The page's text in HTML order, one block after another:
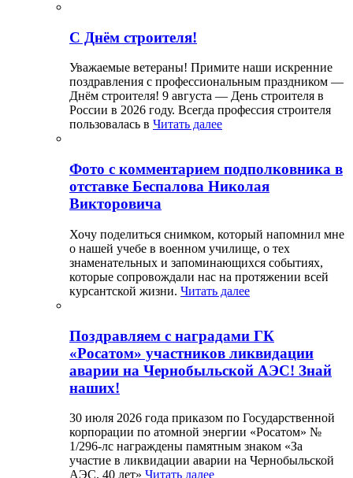
С Днём строителя!
Уважаемые ветераны! Примите наши искренние
поздравления с профессиональным праздником —
Днём строителя! 9 августа — День строителя в
России в 2026 году. Всегда профессия строителя
пользовалась в Читать далее
Фото с комментарием подполковника в
отставке Беспалова Николая
Викторовича
Хочу поделиться снимком, который напомнил мне
о нашей учебе в военном училище, о тех
знаменательных и запоминающихся событиях,
которые сопровождали нас на протяжении всей
курсантской жизни. Читать далее
Поздравляем с наградами ГК
«Росатом» участников ликвидации
аварии на Чернобыльской АЭС! Знай
наших!
30 июля 2026 года приказом по Государственной
корпорации по атомной энергии «Росатом» №
1/296-лс награждены памятным знаком «За
участие в ликвидации аварии на Чернобыльской
АЭС. 40 лет» Читать далее